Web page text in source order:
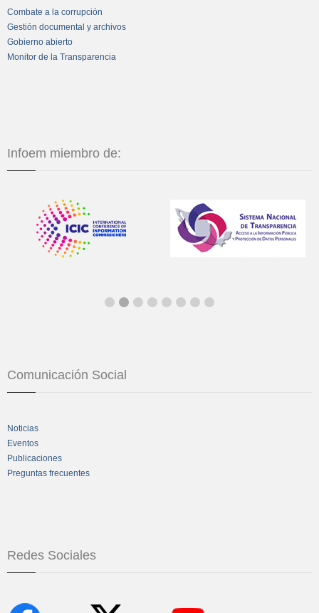
Combate a la corrupción
Gestión documental y archivos
Gobierno abierto
Monitor de la Transparencia
Infoem miembro de:
Comunicación Social
Noticias
Eventos
Publicaciones
Preguntas frecuentes
Redes Sociales